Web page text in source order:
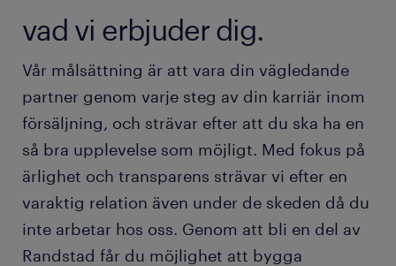
vad vi erbjuder dig.
Vår målsättning är att vara din vägledande
partner genom varje steg av din karriär inom
försäljning, och strävar efter att du ska ha en
så bra upplevelse som möjligt. Med fokus på
ärlighet och transparens strävar vi efter en
varaktig relation även under de skeden då du
inte arbetar hos oss. Genom att bli en del av
Randstad får du möjlighet att bygga